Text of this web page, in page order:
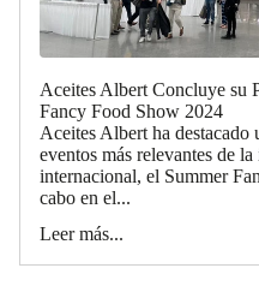
Aceites Albert Concluye su
Fancy Food Show 2024
Aceites Albert ha destacado
eventos más relevantes de
internacional, el Summer
cabo en el...
Leer más...